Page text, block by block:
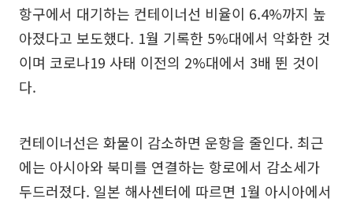
항구에서 대기하는 컨테이너선 비율이 6.4%까지 높
아졌다고 보도했다. 1월 기록한 5%대에서 악화한 것
이며 코로나19 사태 이전의 2%대에서 3배 뛴 것이
다.
컨테이너선은 화물이 감소하면 운항을 줄인다. 최근
에는 아시아와 북미를 연결하는 항로에서 감소세가
두드러졌다. 일본 해사센터에 따르면 1월 아시아에서